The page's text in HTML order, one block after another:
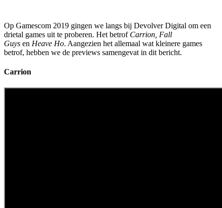
Op Gamescom 2019 gingen we langs bij Devolver Digital om een
drietal games uit te proberen. Het betrof Carrion, Fall
Guys en Heave Ho. Aangezien het allemaal wat kleinere games
betrof, hebben we de previews samengevat in dit bericht.
Carrion